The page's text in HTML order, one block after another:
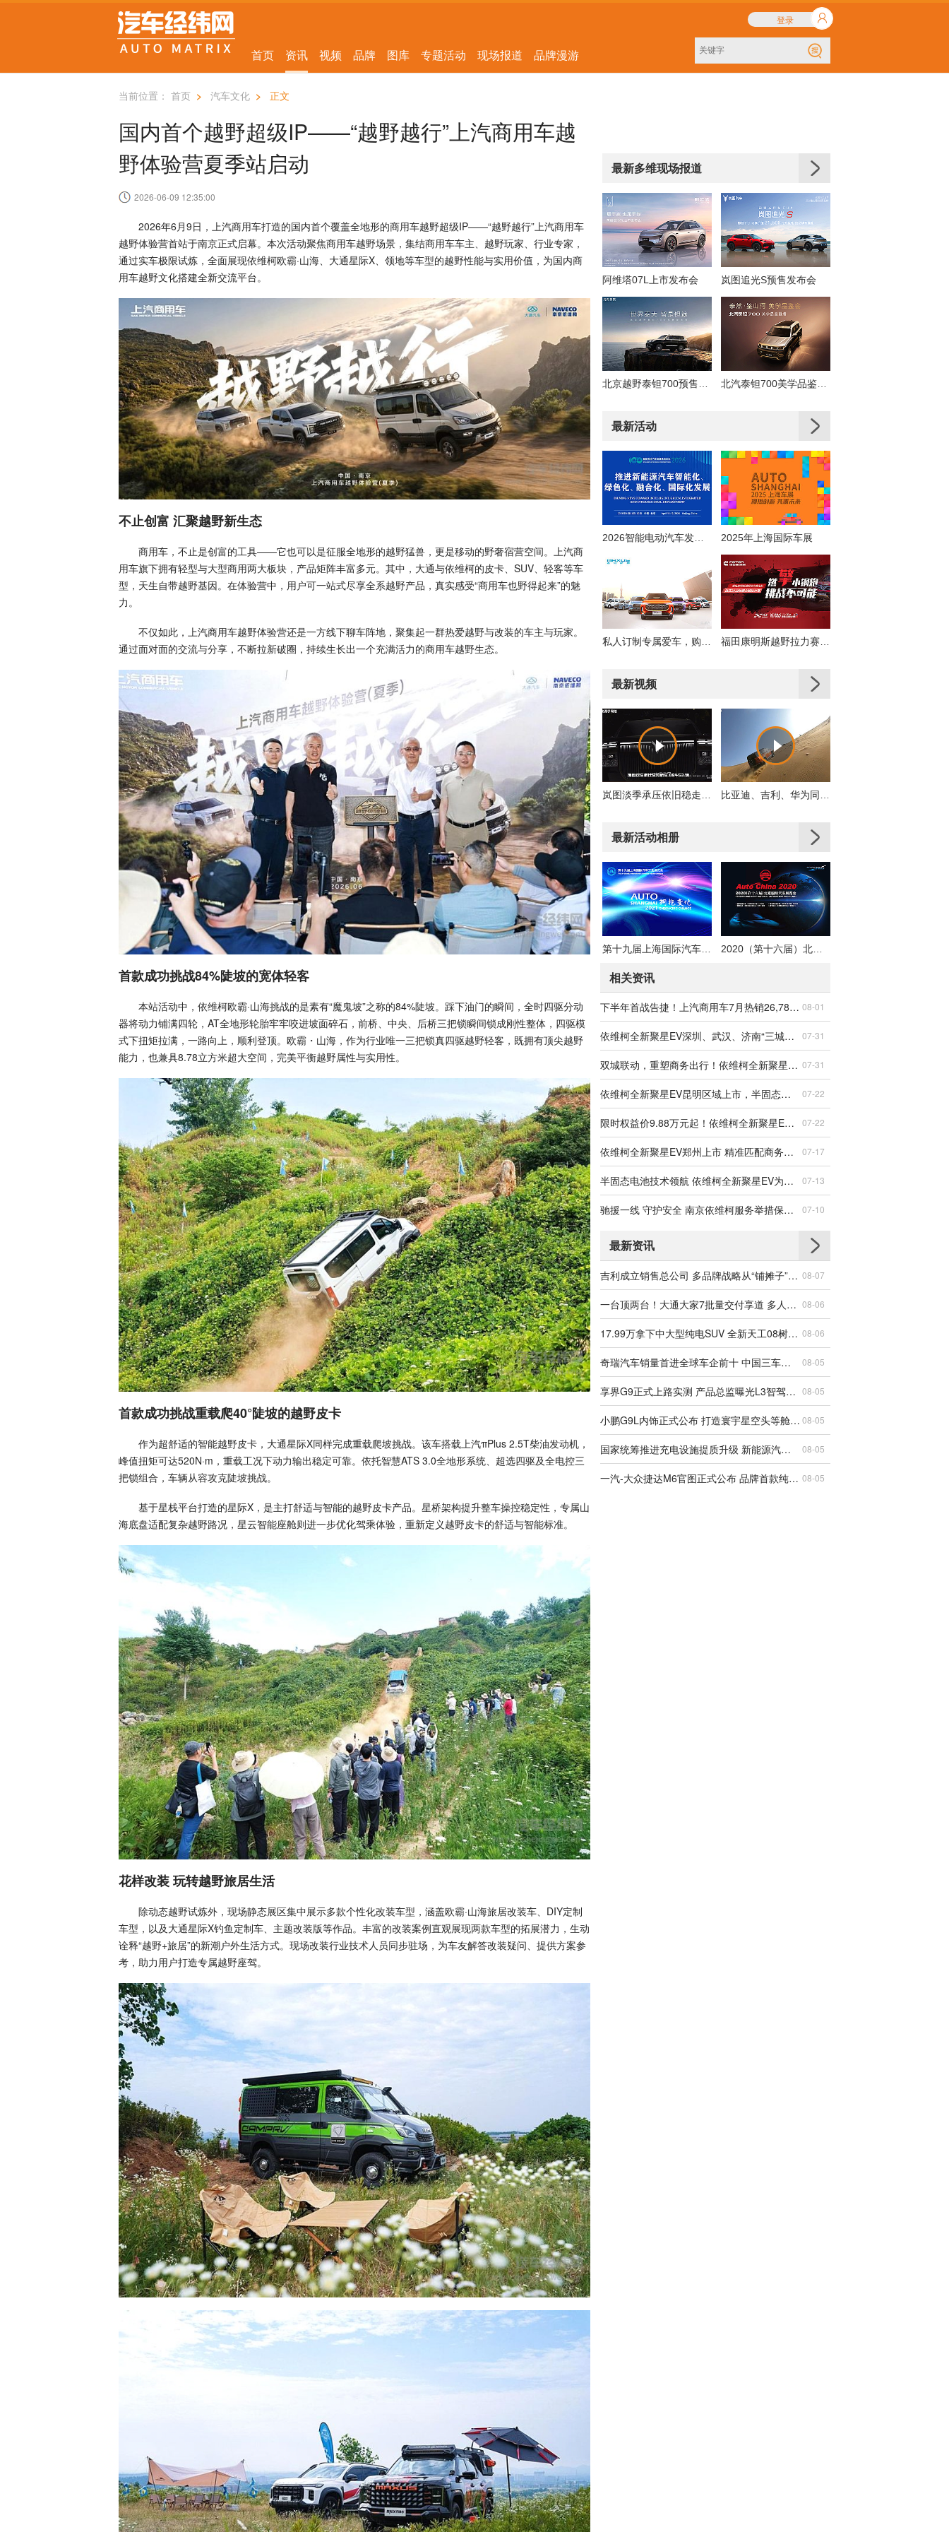
首页 资讯 视频 品牌 图库 专题活动 现场报道 品牌漫游
登录
当前位置： 首页 > 汽车文化 > 正文
国内首个越野超级IP——“越野越行”上汽商用车越
野体验营夏季站启动
2026-06-09 12:35:00
2026年6月9日，上汽商用车打造的国内首个覆盖全地形的商用车越野超级IP——“越野越行”上汽商用车
越野体验营首站于南京正式启幕。本次活动聚焦商用车越野场景，集结商用车车主、越野玩家、行业专家，
通过实车极限试炼，全面展现依维柯欧霸·山海、大通星际X、领地等车型的越野性能与实用价值，为国内商
用车越野文化搭建全新交流平台。
不止创富 汇聚越野新生态
商用车，不止是创富的工具——它也可以是征服全地形的越野猛兽，更是移动的野奢宿营空间。上汽商
用车旗下拥有轻型与大型商用两大板块，产品矩阵丰富多元。其中，大通与依维柯的皮卡、SUV、轻客等车
型，天生自带越野基因。在体验营中，用户可一站式尽享全系越野产品，真实感受“商用车也野得起来”的魅
力。
不仅如此，上汽商用车越野体验营还是一方线下聊车阵地，聚集起一群热爱越野与改装的车主与玩家。
通过面对面的交流与分享，不断拉新破圈，持续生长出一个充满活力的商用车越野生态。
首款成功挑战84%陡坡的宽体轻客
本站活动中，依维柯欧霸·山海挑战的是素有“魔鬼坡”之称的84%陡坡。踩下油门的瞬间，全时四驱分动
器将动力铺满四轮，AT全地形轮胎牢牢咬进坡面碎石，前桥、中央、后桥三把锁瞬间锁成刚性整体，四驱模
式下扭矩拉满，一路向上，顺利登顶。欧霸・山海，作为行业唯一三把锁真四驱越野轻客，既拥有顶尖越野
能力，也兼具8.78立方米超大空间，完美平衡越野属性与实用性。
首款成功挑战重载爬40°陡坡的越野皮卡
作为超舒适的智能越野皮卡，大通星际X同样完成重载爬坡挑战。该车搭载上汽πPlus 2.5T柴油发动机，
峰值扭矩可达520N·m，重载工况下动力输出稳定可靠。依托智慧ATS 3.0全地形系统、超选四驱及全电控三
把锁组合，车辆从容攻克陡坡挑战。
基于星栈平台打造的星际X，是主打舒适与智能的越野皮卡产品。星桥架构提升整车操控稳定性，专属山
海底盘适配复杂越野路况，星云智能座舱则进一步优化驾乘体验，重新定义越野皮卡的舒适与智能标准。
花样改装 玩转越野旅居生活
除动态越野试炼外，现场静态展区集中展示多款个性化改装车型，涵盖欧霸·山海旅居改装车、DIY定制
车型，以及大通星际X钓鱼定制车、主题改装版等作品。丰富的改装案例直观展现两款车型的拓展潜力，生动
诠释“越野+旅居”的新潮户外生活方式。现场改装行业技术人员同步驻场，为车友解答改装疑问、提供方案参
考，助力用户打造专属越野座驾。
最新多维现场报道
阿维塔07L上市发布会 岚图追光S预售发布会
北汽泰钽700美学品鉴直播
最新活动
2025年上海国际车展
福田康明斯越野拉力赛车队出征2019丝绸之路拉力赛
最新视频
岚图淡季承压依旧稳走，累计交付同比增31% 比亚迪、吉利、华为同时押注，轻越野是真机会还是伪风口？
最新活动相册
第十九届上海国际汽车工业展览会 2020（第十六届）北京国际汽车展览会
相关资讯
下半年首战告捷！上汽商用车7月热销26,782辆 新能源转型纵深突破 08-01
依维柯全新聚星EV深圳、武汉、济南“三城记”，开启商务轻客新选择 07-31
双城联动，重塑商务出行！依维柯全新聚星EV登陆成都、杭州，限时权益价9.88万起 07-31
依维柯全新聚星EV昆明区域上市，半固态电池护航智能化高效通行 07-22
限时权益价9.88万元起！依维柯全新聚星EV长沙、南京区域上市，搭载半固态电池技术 07-22
依维柯全新聚星EV郑州上市 精准匹配商务轻客用户需求 07-17
半固态电池技术领航 依维柯全新聚星EV为商务轻客市场注入新活力 07-13
驰援一线 守护安全 南京依维柯服务举措保障广西车主灾后用车 07-10
最新资讯
吉利成立销售总公司 多品牌战略从“铺摊子”到“收口子” 08-07
一台顶两台！大通大家7批量交付享道 多人出行有了新选择 08-06
17.99万拿下中大型纯电SUV 全新天工08树立新标杆 08-06
奇瑞汽车销量首进全球车企前十 中国三车企齐聚Top10创历史 08-05
享界G9正式上路实测 产品总监曝光L3智驾重磅标识 08-05
小鹏G9L内饰正式公布 打造寰宇星空头等舱智能座舱 08-05
国家统筹推进充电设施提质升级 新能源汽车充电服务迎来全面跃升 08-05
一汽-大众捷达M6官图正式公布 品牌首款纯电轿车下半年上市 08-05